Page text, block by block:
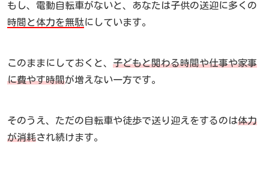
もし、電動自転車がないと、あなたは子供の送迎に多くの
時間と体力を無駄にしています。
このままにしておくと、 子どもと関わる時間や仕事や家事
に費やす時間が増えない一方です。
そのうえ、ただの自転車や徒歩で送り迎えをするのは体力
が消耗され続けます。